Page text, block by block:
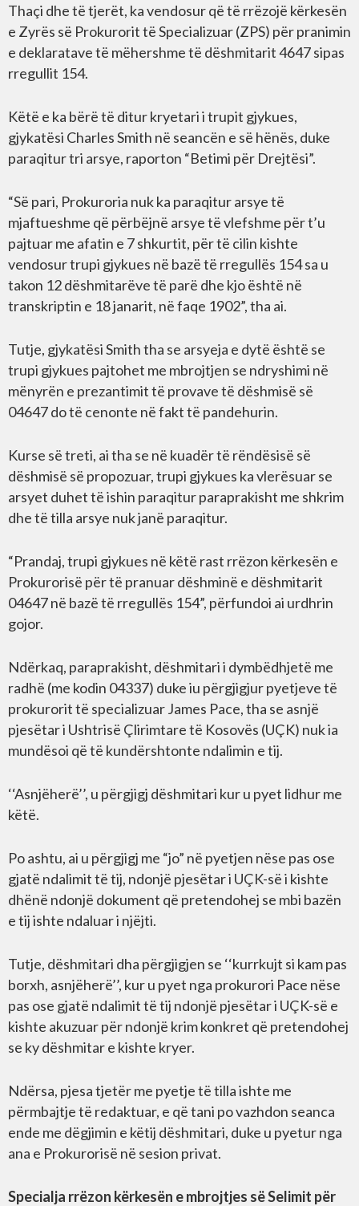
Thaçi dhe të tjerët, ka vendosur që të rrëzojë kërkesën
e Zyrës së Prokurorit të Specializuar (ZPS) për pranimin
e deklaratave të mëhershme të dëshmitarit 4647 sipas
rregullit 154.
Këtë e ka bërë të ditur kryetari i trupit gjykues,
gjykatësi Charles Smith në seancën e së hënës, duke
paraqitur tri arsye, raporton “Betimi për Drejtësi”.
“Së pari, Prokuroria nuk ka paraqitur arsye të
mjaftueshme që përbëjnë arsye të vlefshme për t’u
pajtuar me afatin e 7 shkurtit, për të cilin kishte
vendosur trupi gjykues në bazë të rregullës 154 sa u
takon 12 dëshmitarëve të parë dhe kjo është në
transkriptin e 18 janarit, në faqe 1902”, tha ai.
Tutje, gjykatësi Smith tha se arsyeja e dytë është se
trupi gjykues pajtohet me mbrojtjen se ndryshimi në
mënyrën e prezantimit të provave të dëshmisë së
04647 do të cenonte në fakt të pandehurin.
Kurse së treti, ai tha se në kuadër të rëndësisë së
dëshmisë së propozuar, trupi gjykues ka vlerësuar se
arsyet duhet të ishin paraqitur paraprakisht me shkrim
dhe të tilla arsye nuk janë paraqitur.
“Prandaj, trupi gjykues në këtë rast rrëzon kërkesën e
Prokurorisë për të pranuar dëshminë e dëshmitarit
04647 në bazë të rregullës 154”, përfundoi ai urdhrin
gojor.
Ndërkaq, paraprakisht, dëshmitari i dymbëdhjetë me
radhë (me kodin 04337) duke iu përgjigjur pyetjeve të
prokurorit të specializuar James Pace, tha se asnjë
pjesëtar i Ushtrisë Çlirimtare të Kosovës (UÇK) nuk ia
mundësoi që të kundërshtonte ndalimin e tij.
‘‘Asnjëherë’’, u përgjigj dëshmitari kur u pyet lidhur me
këtë.
Po ashtu, ai u përgjigj me “jo” në pyetjen nëse pas ose
gjatë ndalimit të tij, ndonjë pjesëtar i UÇK-së i kishte
dhënë ndonjë dokument që pretendohej se mbi bazën
e tij ishte ndaluar i njëjti.
Tutje, dëshmitari dha përgjigjen se ‘‘kurrkujt si kam pas
borxh, asnjëherë’’, kur u pyet nga prokurori Pace nëse
pas ose gjatë ndalimit të tij ndonjë pjesëtar i UÇK-së e
kishte akuzuar për ndonjë krim konkret që pretendohej
se ky dëshmitar e kishte kryer.
Ndërsa, pjesa tjetër me pyetje të tilla ishte me
përmbajtje të redaktuar, e që tani po vazhdon seanca
ende me dëgjimin e këtij dëshmitari, duke u pyetur nga
ana e Prokurorisë në sesion privat.
Specialja rrëzon kërkesën e mbrojtjes së Selimit për